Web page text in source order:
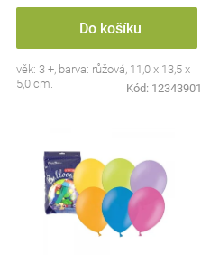
Hračkářství
Přihlášení
Do košíku
věk: 3 +, barva: růžová, 11,0 x 13,5 x
5,0 cm.
Kód: 12343901